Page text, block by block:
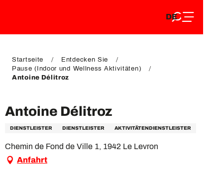
EN
DE
FR
Startseite
Entdecken Sie
Pause (Indoor und Wellness Aktivitäten)
Antoine Délitroz
Antoine Délitroz
DIENSTLEISTER DIENSTLEISTER AKTIVITÄTENDIENSTLEISTER
Chemin de Fond de Ville 1, 1942 Le Levron
Anfahrt